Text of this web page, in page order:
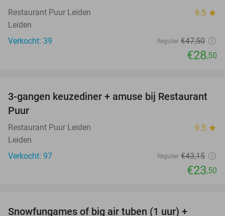
Restaurant Puur Leiden 9.5 star
Leiden
Verkocht: 39
Regulier €47,50
€28,50
46%
3-gangen keuzediner + amuse bij Restaurant
Puur
Restaurant Puur Leiden 9.5 star
Leiden
Verkocht: 97
Regulier €43,15
€23,50
Snowfungames of big air tuben (1 uur) +